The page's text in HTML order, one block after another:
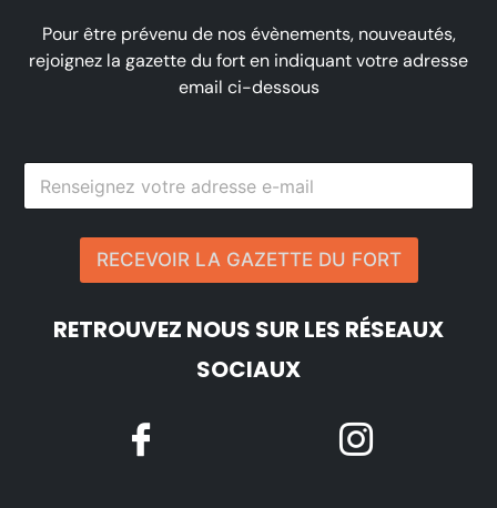
Pour être prévenu de nos évènements, nouveautés,
rejoignez la gazette du fort en indiquant votre adresse
email ci-dessous
RECEVOIR LA GAZETTE DU FORT
RETROUVEZ NOUS SUR LES RÉSEAUX
SOCIAUX